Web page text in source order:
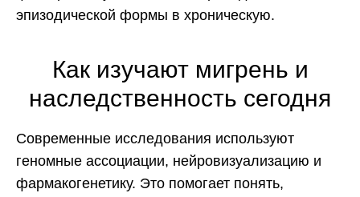
эпизодической формы в хроническую.
Как изучают мигрень и
наследственность сегодня
Современные исследования используют
геномные ассоциации, нейровизуализацию и
фармакогенетику. Это помогает понять,